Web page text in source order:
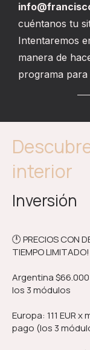
cuéntanos tu
Intentaremos
manera de
programa para
interior
Inversión
🕛 PRECIOS CON
TIEMPO LIMITADO!
Argentina
los 3 módulos
Europa: 111 EUR
pago (los 3